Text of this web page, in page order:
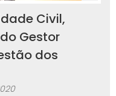
Civil,
Gestor
dos